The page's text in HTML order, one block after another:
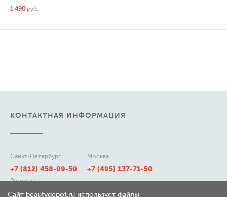
1 490 руб.
КОНТАКТНАЯ ИНФОРМАЦИЯ
Санкт-Петербург
+7 (812) 458-09-50
Москва
+7 (495) 137-71-50
Регионы
8 (800) 511-21-50
Сайт beautydepot.ru использует файлы